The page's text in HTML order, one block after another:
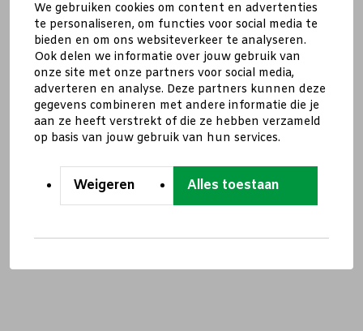
We gebruiken cookies om content en advertenties
te personaliseren, om functies voor social media te
bieden en om ons websiteverkeer te analyseren.
Ook delen we informatie over jouw gebruik van
onze site met onze partners voor social media,
adverteren en analyse. Deze partners kunnen deze
gegevens combineren met andere informatie die je
aan ze heeft verstrekt of die ze hebben verzameld
op basis van jouw gebruik van hun services.
Weigeren Alles toestaan